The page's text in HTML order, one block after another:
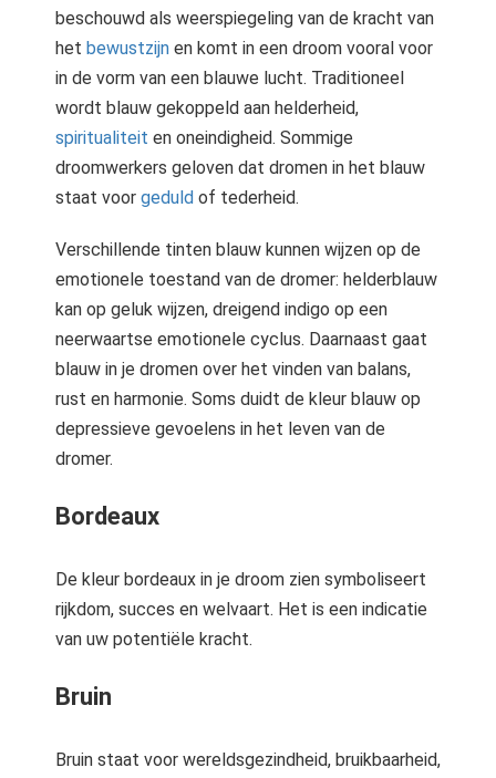
beschouwd als weerspiegeling van de kracht van
het bewustzijn en komt in een droom vooral voor
in de vorm van een blauwe lucht. Traditioneel
wordt blauw gekoppeld aan helderheid,
spiritualiteit en oneindigheid. Sommige
droomwerkers geloven dat dromen in het blauw
staat voor geduld of tederheid.
Verschillende tinten blauw kunnen wijzen op de
emotionele toestand van de dromer: helderblauw
kan op geluk wijzen, dreigend indigo op een
neerwaartse emotionele cyclus. Daarnaast gaat
blauw in je dromen over het vinden van balans,
rust en harmonie. Soms duidt de kleur blauw op
depressieve gevoelens in het leven van de
dromer.
Bordeaux
De kleur bordeaux in je droom zien symboliseert
rijkdom, succes en welvaart. Het is een indicatie
van uw potentiële kracht.
Bruin
Bruin staat voor wereldsgezindheid, bruikbaarheid,